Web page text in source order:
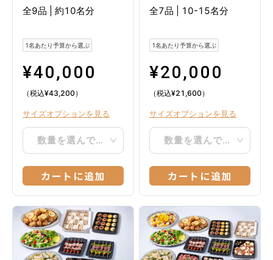
全9品 約10名分
1名あたり予算から選ぶ
¥40,000
（税込¥43,200）
サイズオプションを見る
数量を選んでください
カートに追加
全7品 10-15名分
1名あたり予算から選ぶ
¥20,000
（税込¥21,600）
サイズオプションを見る
数量を選んでください
カートに追加